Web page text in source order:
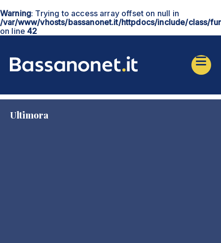
Warning: Trying to access array offset on null in
/var/www/vhosts/bassanonet.it/httpdocs/include/class/
on line42
Ultimora